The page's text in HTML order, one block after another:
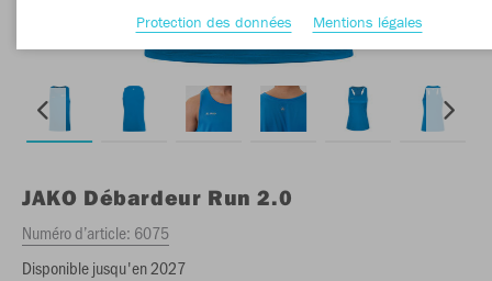
JAKO Débardeur Run 2.0
Numéro d’article: 6075
Disponible jusqu'en 2027
Protection des données
Mentions légales